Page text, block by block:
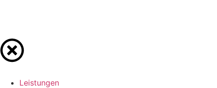
Leistungen